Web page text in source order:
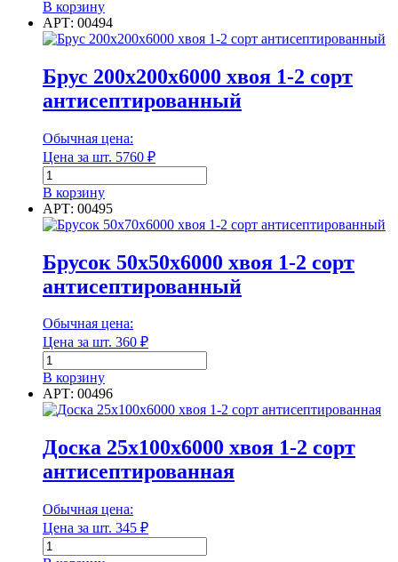
Класс эмиссии
Количество в 1 м³
Количество в 1 м³
Количество в тонне
Количество в тонне
Количество в упаковке
Количество в упаковке
Макс. рабочая температура
Брус
150х200х6000
хвоя
1-
2
сорт
антисептированный
В корзину
АРТ: 00494
Брус 200х200х6000 хвоя 1-2 сорт
антисептированный
Обычная цена:
Цена за шт. 5760 ₽
Количество
товара
Брус
200х200х6000
хвоя
1-
2
сорт
антисептированный
В корзину
АРТ: 00495
Брусок 50х50х6000 хвоя 1-2 сорт
антисептированный
Обычная цена:
Цена за шт. 360 ₽
Количество
товара
Брусок
50х50х6000
хвоя
1-
2
сорт
антисептированный
В корзину
АРТ: 00496
Доска 25х100х6000 хвоя 1-2 сорт
антисептированная
Обычная цена:
Цена за шт. 345 ₽
Количество